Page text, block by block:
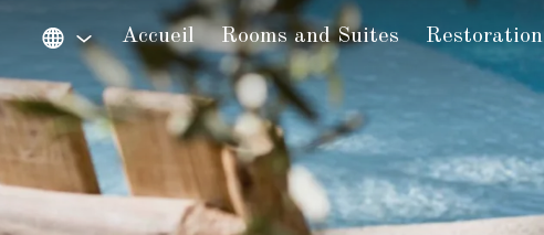
Accueil Rooms and Suites Restoration